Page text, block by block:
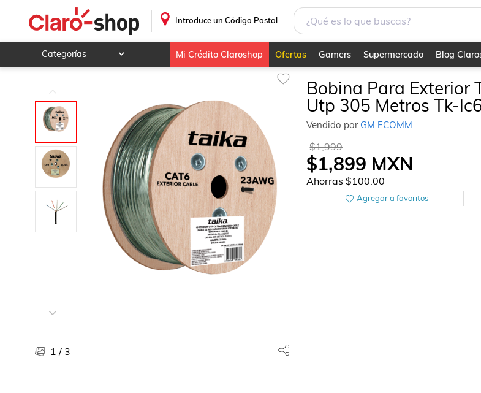
Introduce un Código Postal
Categorías
Videojuegos
Hogar y jardín
Deportes y ocio
Animales y mascotas
Ferretería y autos
Ropa, calzado y accesorios
Mamá y bebé
Salud, belleza y cuidado personal
Otras categorías
Súpermercado
Mi Crédito Claroshop Ofertas Gamers Supermercado Blog
1 / 3
Bobina Para Exterior
Utp 305 Metros Tk-
Vendido por GM ECOMM
$1,999
$1,899 MXN
Ahorras$100.00
Agregar a favoritos